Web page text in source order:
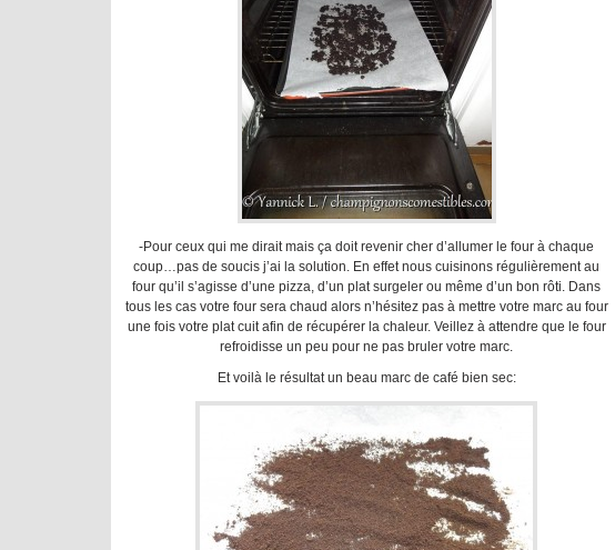
-Pour ceux qui me dirait mais ça doit revenir cher d’allumer le four à chaque
coup…pas de soucis j’ai la solution. En effet nous cuisinons régulièrement au
four qu’il s’agisse d’une pizza, d’un plat surgeler ou même d’un bon rôti. Dans
tous les cas votre four sera chaud alors n’hésitez pas à mettre votre marc au four
une fois votre plat cuit afin de récupérer la chaleur. Veillez à attendre que le four
refroidisse un peu pour ne pas bruler votre marc.
Et voilà le résultat un beau marc de café bien sec: